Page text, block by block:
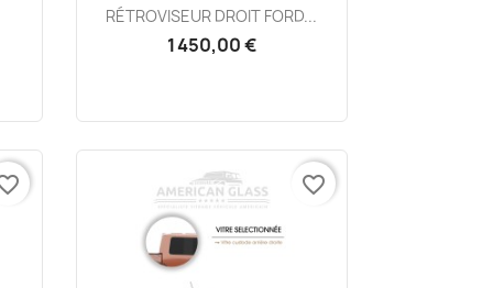
Aperçu rapide
RÉTROVISEUR DROIT FORD...
1 450,00 €
favorite_border